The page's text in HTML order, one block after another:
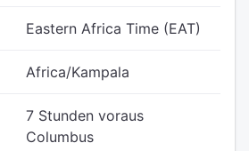
Eastern Africa Time (EAT)
Africa/Kampala
7 Stunden voraus
Columbus